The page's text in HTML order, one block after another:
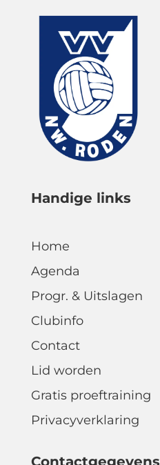
Handige links
Home
Agenda
Progr. & Uitslagen
Clubinfo
Contact
Lid worden
Gratis proeftraining
Privacyverklaring